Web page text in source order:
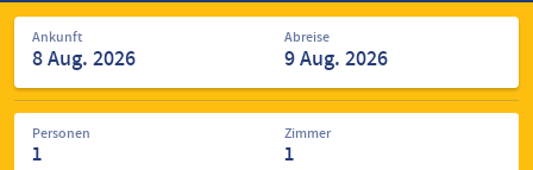
Suche
nach
Hotels
Ankunft Abreise
Personen
1
Zimmer
1